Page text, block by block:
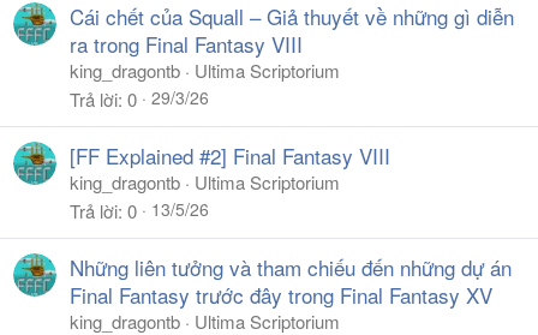
Cái chết của Squall – Giả thuyết về những gì diễn
ra trong Final Fantasy VIII
king_dragontb
Ultima Scriptorium
Trả lời 0 29/3/26
[FF Explained #2] Final Fantasy VIII
king_dragontb
Ultima Scriptorium
Trả lời 0 13/5/26
Những liên tưởng và tham chiếu đến những dự án
Final Fantasy trước đây trong Final Fantasy XV
king_dragontb
Ultima Scriptorium